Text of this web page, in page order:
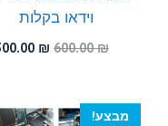
וידאו בקלות
600.00₪
המחיר
600.00 ₪.
₪
מבצע!